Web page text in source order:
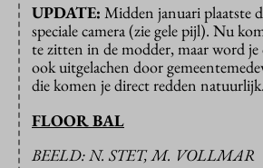
UPDATE: Midden januari plaatste
speciale camera (zie gele pijl). Nu
te zitten in de modder, maar word
ook uitgelachen door
die komen je direct redden natuurlijk.
FLOOR BAL
BEELD: N. STET, M. VOLLMAR